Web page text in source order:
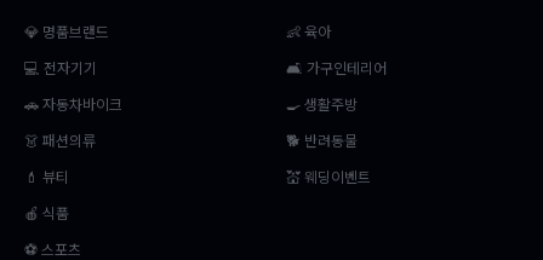
💎 명품브랜드
💻 전자기기
🚗 자동차바이크
👗 패션의류
💄 뷰티
🍎 식품
⚽ 스포츠
👶 육아
🛋️ 가구인테리어
🍳 생활주방
🐕 반려동물
💒 웨딩이벤트